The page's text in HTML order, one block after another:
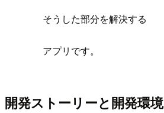
そうした部分を解決する
アプリです。
開発ストーリーと開発環境